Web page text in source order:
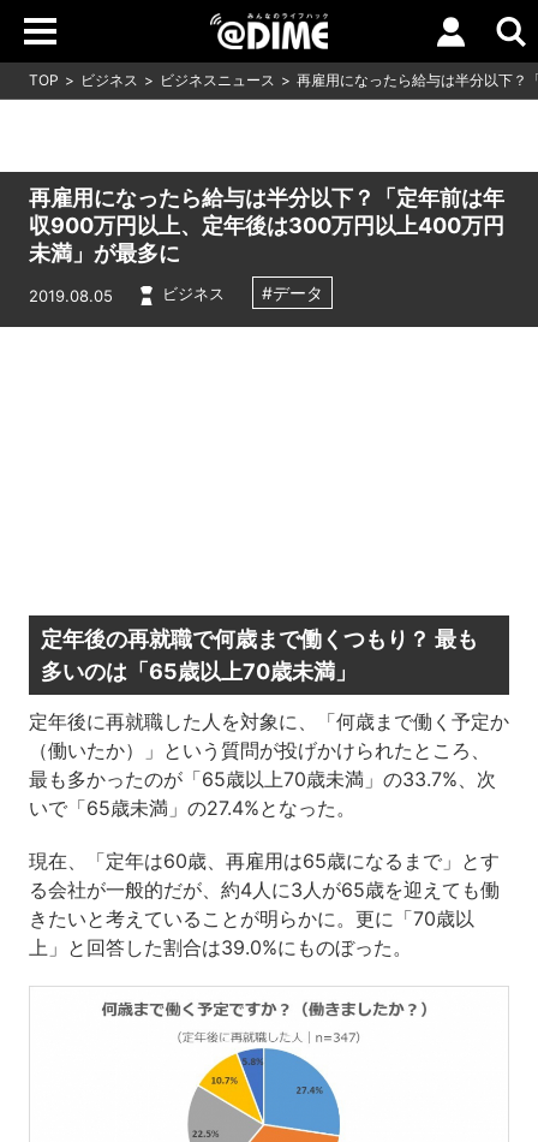
TOP ビジネス ビジネスニュース 再雇用になったら給与は半分以下
再雇用になったら給与は半分以下？「定年前は年
収900万円以上、定年後は300万円以上400万円
未満」が最多に
2019.08.05 ビジネス #データ
定年後の再就職で何歳まで働くつもり？ 最も
多いのは「65歳以上70歳未満」
定年後に再就職した人を対象に、「何歳まで働く予定か
（働いたか）」という質問が投げかけられたところ、
最も多かったのが「65歳以上70歳未満」の33.7%、次
いで「65歳未満」の27.4%となった。
現在、「定年は60歳、再雇用は65歳になるまで」とす
る会社が一般的だが、約4人に3人が65歳を迎えても働
きたいと考えていることが明らかに。更に「70歳以
上」と回答した割合は39.0%にものぼった。